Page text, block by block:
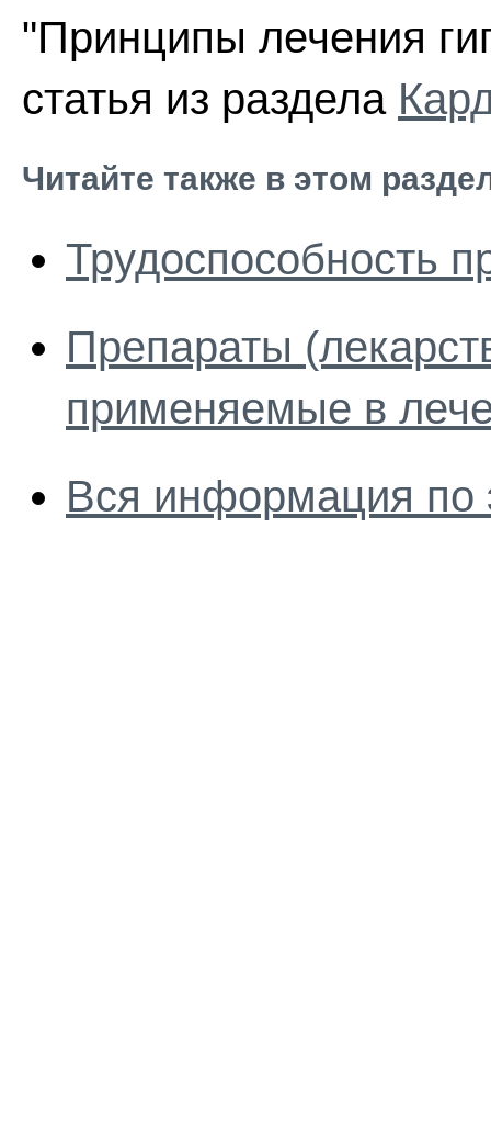
"Принципы лечения
статья из раздела
Читайте также в этом
Трудоспособность
Препараты
применяемые в
Вся информация по